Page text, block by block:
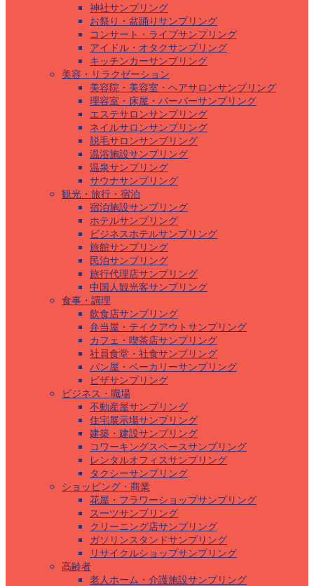
神社サンプリング
お祭り・盆踊りサンプリング
コンサート・ライブサンプリング
アイドル・オタクサンプリング
キッチンカーサンプリング
美容・リラクゼーション
美容院・美容室・ヘアサロンサンプリング
理容室・床屋・バーバーサンプリング
エステサロンサンプリング
ネイルサロンサンプリング
脱毛サロンサンプリング
温浴施設サンプリング
温泉サンプリング
サウナサンプリング
観光・旅行・宿泊
宿泊施設サンプリング
ホテルサンプリング
ビジネスホテルサンプリング
旅館サンプリング
民泊サンプリング
旅行代理店サンプリング
中国人観光客サンプリング
食事・調理
飲食店サンプリング
弁当屋・テイクアウトサンプリング
カフェ・喫茶店サンプリング
社員食堂・社食サンプリング
パン屋・ベーカリーサンプリング
ピザサンプリング
ビジネス・職場
不動産屋サンプリング
住宅展示場サンプリング
建築・建設サンプリング
コワーキングスペースサンプリング
レンタルオフィスサンプリング
タクシーサンプリング
ショッピング・商業
花屋・フラワーショップサンプリング
スーツサンプリング
クリーニング店サンプリング
ガソリンスタンドサンプリング
リサイクルショップサンプリング
高齢者
老人ホーム・介護施設サンプリング